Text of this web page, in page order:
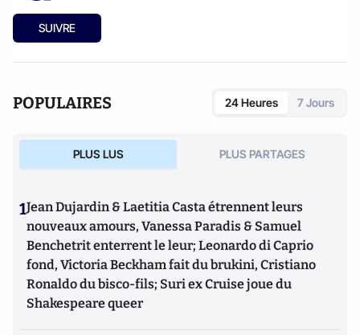
SUIVRE
POPULAIRES 24 Heures 7 Jours
PLUS LUS PLUS PARTAGES
1Jean Dujardin & Laetitia Casta étrennent leurs
nouveaux amours, Vanessa Paradis & Samuel
Benchetrit enterrent le leur; Leonardo di Caprio
fond, Victoria Beckham fait du brukini, Cristiano
Ronaldo du bisco-fils; Suri ex Cruise joue du
Shakespeare queer